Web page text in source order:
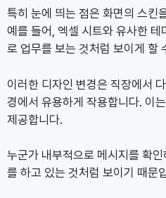
특히 눈에 띄는 점은 화면의 스킨
예를 들어, 엑셀 시트와 유사한 테
로 업무를 보는 것처럼 보이게 할
이러한 디자인 변경은 직장에서
경에서 유용하게 작용합니다. 이
제공합니다.
누군가 내부적으로 메시지를 확
를 하고 있는 것처럼 보이기 때문